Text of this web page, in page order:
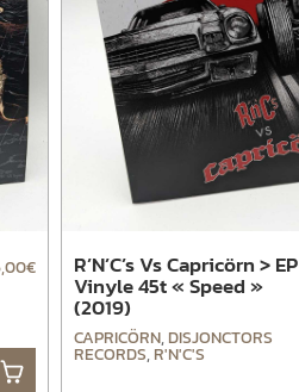
€ R’N’C’s Vs Capricörn > EP
Vinyle 45t « Speed »
(2019)
CAPRICÖRN,DISJONCTORS
RECORDS,R'N'C'S